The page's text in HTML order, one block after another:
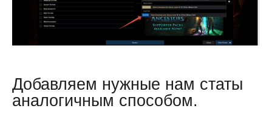
Добавляем нужные нам статы
аналогичным способом.